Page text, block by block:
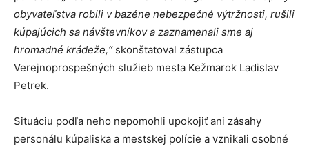
obyvateľstva robili v bazéne nebezpečné výtržnosti, rušili
kúpajúcich sa návštevníkov a zaznamenali sme aj
hromadné krádeže,“skonštatoval zástupca
Verejnoprospešných služieb mesta Kežmarok Ladislav
Petrek.
Situáciu podľa neho nepomohli upokojiť ani zásahy
personálu kúpaliska a mestskej polície a vznikali osobné